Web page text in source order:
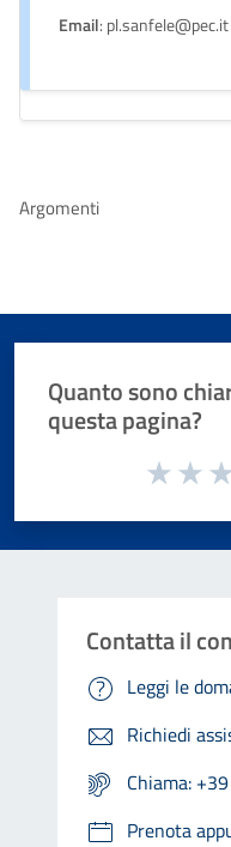
Email: pl.sanfele@pec.it
Argomenti
Quanto sono
questa pagina?
Valuta da 1 a 5 stelle la
Contatta il
Leggi le
Richiedi
Chiama:
Prenota